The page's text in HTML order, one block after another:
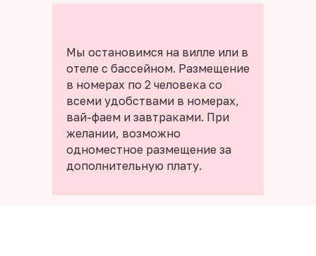
Мы остановимся на вилле или в
отеле с бассейном. Размещение
в номерах по 2 человека со
всеми удобствами в номерах,
вай-фаем и завтраками. При
желании, возможно
одноместное размещение за
дополнительную плату.